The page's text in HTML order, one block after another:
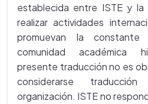
establecida entre ISTE y la
realizar actividades
promuevan la
comunidad académica
presente traducción no es
considerarse
organización. ISTE no